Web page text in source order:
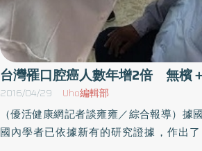
處講，像啞巴一樣，可是啞巴還能發出聲
更不能說話。 菸酒檳榔樣樣來 口腔癌機
說話，這是一個大問題，說也說不清，都
理部督導長黃素猜護理師表示，菸、酒、
響人類健康的主要危險因子，與許多疾病
果關係，造成的社會問題與對健康的影響
菸、酒、檳榔光只是單一攝取，對於身體
酒及嚼檳榔一起來，罹患口腔癌的機率，更
台灣罹口腔癌人數年增2倍 無檳
2016/04/29 Uho編輯部
（優活健康網記者談雍雍／綜合報導）據
國內學者已依據新有的研究證據，作出